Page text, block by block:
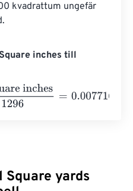
kvadrattum ungefär
inches till
1296=0.007716 Square
yards